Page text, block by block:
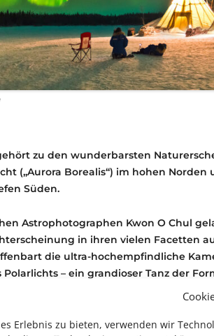
Erlebnis zu bieten, verwenden wir
zu den wunderbarsten
(„Aurora Borealis“) im hohen Norden
Süden.
Astrophotographen Kwon O Chul
in ihren vielen Facetten
die ultra-hochempfindliche
– ein grandioser Tanz der
an der Sternenkuppel des
von Bord der Internationalen